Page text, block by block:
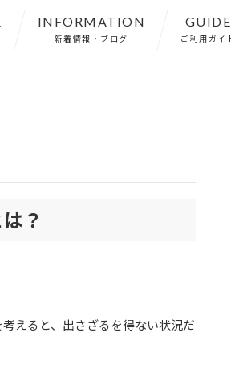
INFORMATION
新着情報・ブログ
GUIDE
ご利用ガイ
？
えると、出さざるを得ない状況だ